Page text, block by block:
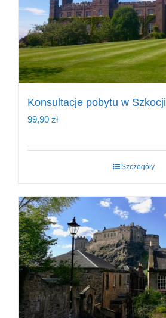
Konsultacje pobytu w Szkocji
99,90 zł
Szczegóły